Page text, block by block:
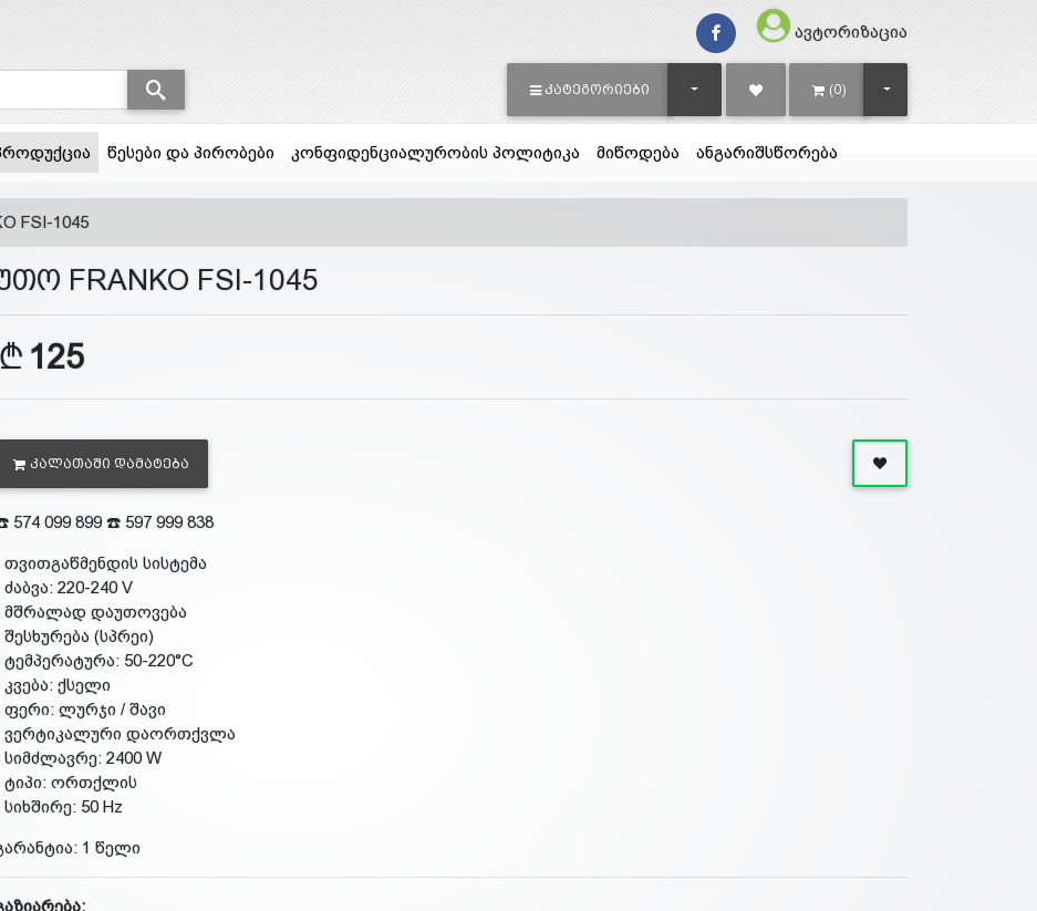
ავტორიზაცია
ᲙᲐᲢᲔᲒᲝᲠᲘᲔᲑᲘ TOGGLE DROPDOWN(0) TOGGLE DROPDOWN
(current)
წესები და პირობები კონფიდენციალურობის პოლიტიკა მიწოდება ანგარიშსწორება
FSI-1045
FRANKO FSI-1045
125
ᲙᲐᲚᲐᲗᲐᲨᲘ ᲓᲐᲛᲐᲢᲔᲑᲐ
574 099 899 ☎️ 597 999 838
თვითგაწმენდის სისტემა
ძაბვა: 220-240 V
მშრალად დაუთოვება
შესხურება (სპრეი)
ტემპერატურა: 50-220°C
კვება: ქსელი
ფერი: ლურჯი / შავი
ვერტიკალური დაორთქვლა
სიმძლავრე: 2400 W
ტიპი: ორთქლის
სიხშირე: 50 Hz
1 წელი